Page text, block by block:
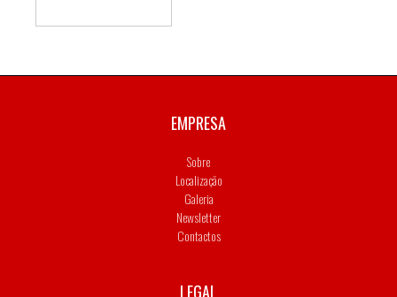
EMPRESA
Sobre
Localização
Galeria
Newsletter
Contactos
LEGAL